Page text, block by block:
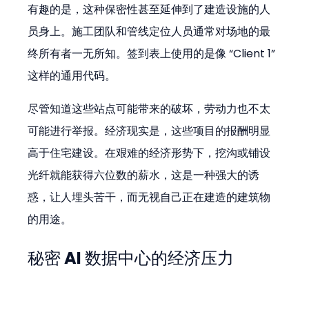
有趣的是，这种保密性甚至延伸到了建造设施的人
员身上。施工团队和管线定位人员通常对场地的最
终所有者一无所知。签到表上使用的是像 “Client 1”
这样的通用代码。
尽管知道这些站点可能带来的破坏，劳动力也不太
可能进行举报。经济现实是，这些项目的报酬明显
高于住宅建设。在艰难的经济形势下，挖沟或铺设
光纤就能获得六位数的薪水，这是一种强大的诱
惑，让人埋头苦干，而无视自己正在建造的建筑物
的用途。
秘密 AI 数据中心的经济压力